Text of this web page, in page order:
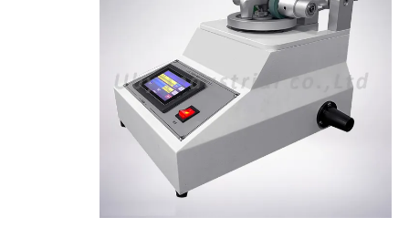
آلة اختبار النسيج
جهاز التحكم بدرجة الحرارة والرطوبة